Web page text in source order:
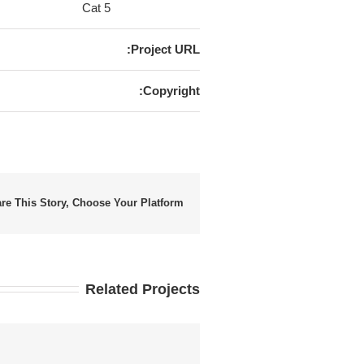
Cat 5
Project URL:
Copyright:
This Story, Choose Your Platform!
Related Projects